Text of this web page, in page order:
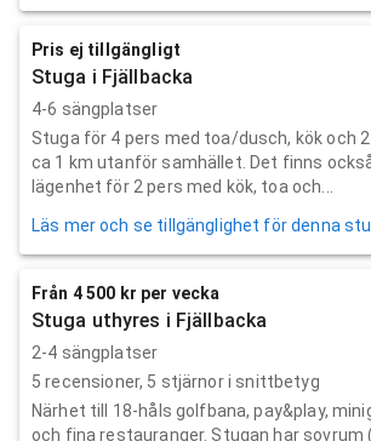
Pris ej tillgängligt
Stuga i Fjällbacka
4-6 sängplatser
Stuga för 4 pers med toa/dusch, kök och
ca 1 km utanför samhället. Det finns
lägenhet för 2 pers med kök, toa och...
Läs mer och se tillgänglighet för denna
Från 4 500 kr per vecka
Stuga uthyres i Fjällbacka
2-4 sängplatser
5 recensioner, 5 stjärnor i snittbetyg
Närhet till 18-håls golfbana, pay&play,
och fina restauranger. Stugan har sovrum